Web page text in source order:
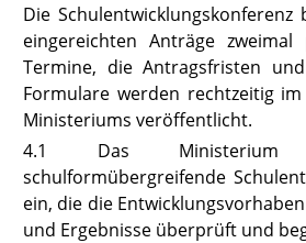
Die
eingereichten Anträge
Termine, die Antragsfristen
Formulare werden rechtzeitig
Ministeriums veröffentlicht.
4.1 Das
schulformübergreifende
ein, die die
und Ergebnisse überprüft und